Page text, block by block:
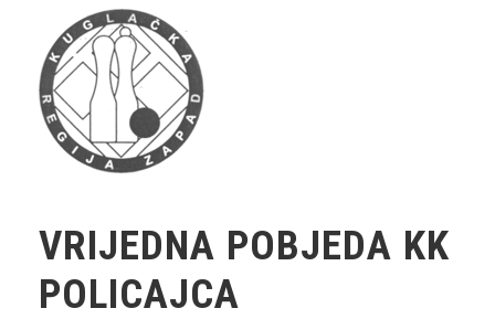
VRIJEDNA POBJEDA KK
POLICAJCA